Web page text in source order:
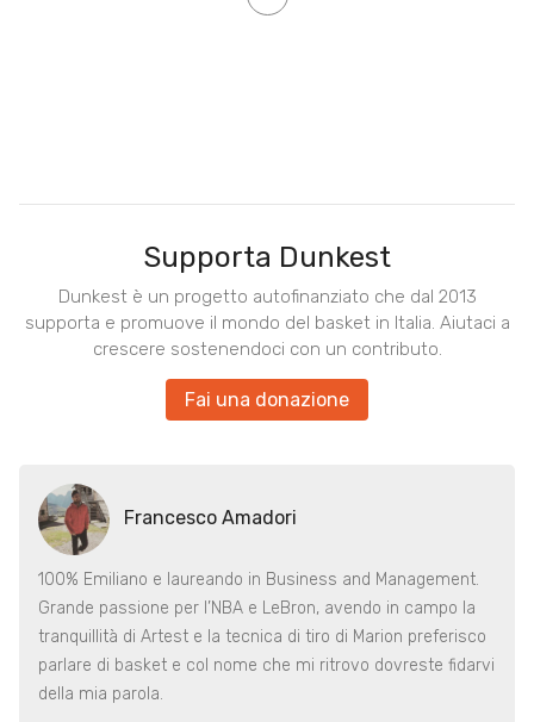
Supporta Dunkest
Dunkest è un progetto autofinanziato che dal 2013
supporta e promuove il mondo del basket in Italia. Aiutaci a
crescere sostenendoci con un contributo.
Fai una donazione
Francesco Amadori
100% Emiliano e laureando in Business and Management.
Grande passione per l’NBA e LeBron, avendo in campo la
tranquillità di Artest e la tecnica di tiro di Marion preferisco
parlare di basket e col nome che mi ritrovo dovreste fidarvi
della mia parola.